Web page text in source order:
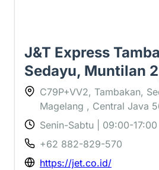
J&T Express
Sedayu, Muntilan
C79P+VV2, Tambakan,
Magelang , Central Java
Senin-Sabtu | 09:00-17:00
+62 882-829-570
https://jet.co.id/